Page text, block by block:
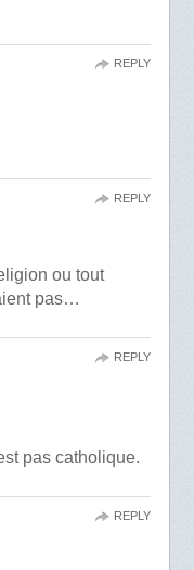
REPLY
ou tout
pas…
REPLY
pas catholique.
REPLY
REPLY